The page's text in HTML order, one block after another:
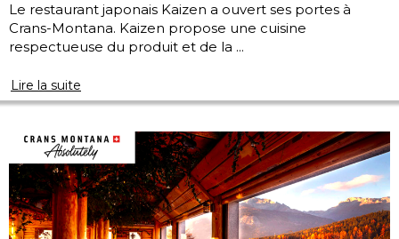
Le restaurant japonais Kaizen a ouvert ses portes à
Crans-Montana. Kaizen propose une cuisine
respectueuse du produit et de la ...
Lire la suite